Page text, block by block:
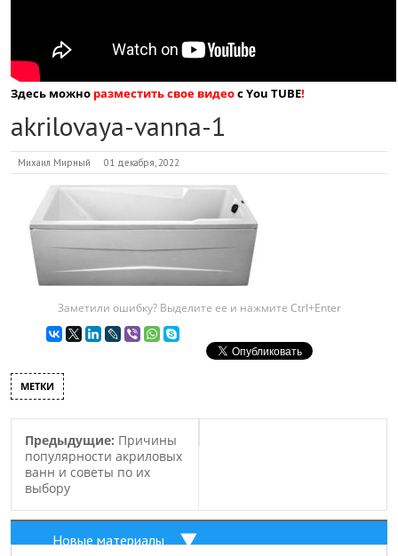
Здесь можно разместить свое видеос You TUBE!
akrilovaya-vanna-1
Михаил Мирный 01 декабря, 2022
Заметили ошибку? Выделите ее и нажмите Ctrl+Enter
МЕТКИ
Предыдущие: Причины
популярности акриловых
ванн и советы по их
выбору
Новые материалы